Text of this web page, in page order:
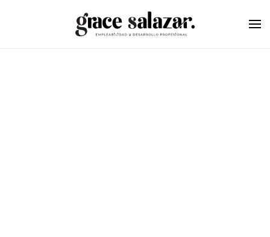
Skip to main content